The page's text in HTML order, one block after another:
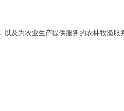
及为农业生产提供服务的农林牧渔服